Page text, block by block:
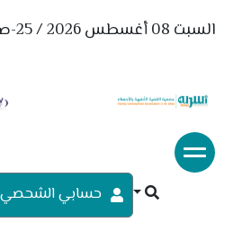
السبت 08 أغسطس 2026 / 25-صفر-1448
حسابي الشحصي